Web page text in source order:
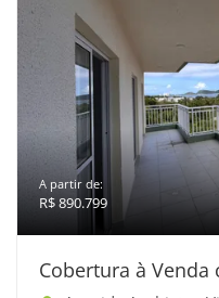
A partir de:
R$ 890.799
Cobertura à Venda